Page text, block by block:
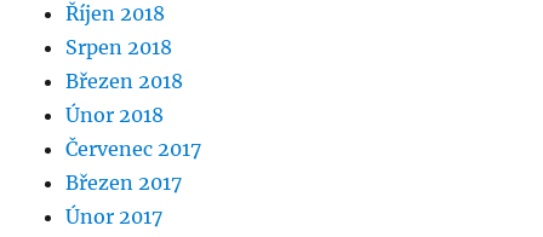
Říjen 2018
Srpen 2018
Březen 2018
Únor 2018
Červenec 2017
Březen 2017
Únor 2017